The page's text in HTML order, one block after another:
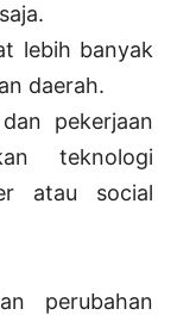
lebih banyak
daerah.
pekerjaan
teknologi
atau social
perubahan